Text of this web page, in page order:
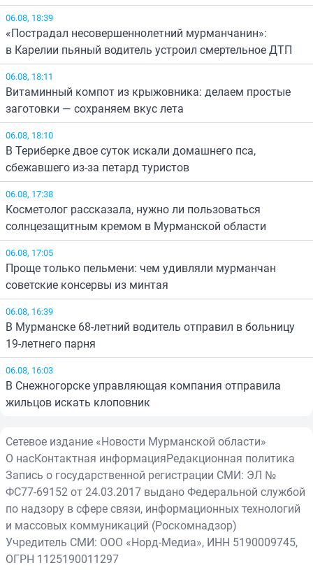
06.08, 18:39
«Пострадал несовершеннолетний мурманчанин»:
в Карелии пьяный водитель устроил смертельное ДТП
06.08, 18:11
Витаминный компот из крыжовника: делаем простые
заготовки — сохраняем вкус лета
06.08, 18:10
В Териберке двое суток искали домашнего пса,
сбежавшего из-за петард туристов
06.08, 17:38
Косметолог рассказала, нужно ли пользоваться
солнцезащитным кремом в Мурманской области
06.08, 17:05
Проще только пельмени: чем удивляли мурманчан
советские консервы из минтая
06.08, 16:39
В Мурманске 68-летний водитель отправил в больницу
19-летнего парня
06.08, 16:03
В Снежногорске управляющая компания отправила
жильцов искать клоповник
Сетевое издание «Новости Мурманской области»
О насКонтактная информацияРедакционная политика
Запись о государственной регистрации СМИ: ЭЛ №
ФС77-69152 от 24.03.2017 выдано Федеральной службой
по надзору в сфере связи, информационных технологий
и массовых коммуникаций (Роскомнадзор)
Учредитель СМИ: ООО «Норд-Медиа», ИНН 5190009745,
ОГРН 1125190011297